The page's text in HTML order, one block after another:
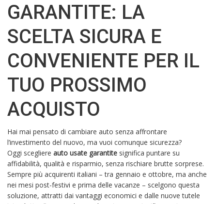
GARANTITE: LA
SCELTA SICURA E
CONVENIENTE PER IL
TUO PROSSIMO
ACQUISTO
Hai mai pensato di cambiare auto senza affrontare
l’investimento del nuovo, ma vuoi comunque sicurezza?
Oggi scegliere auto usate garantite significa puntare su
affidabilità, qualità e risparmio, senza rischiare brutte sorprese.
Sempre più acquirenti italiani – tra gennaio e ottobre, ma anche
nei mesi post-festivi e prima delle vacanze – scelgono questa
soluzione, attratti dai vantaggi economici e dalle nuove tutele